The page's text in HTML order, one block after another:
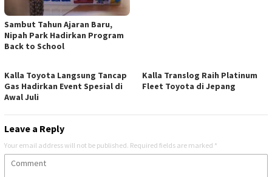
Sambut Tahun Ajaran Baru,
Nipah Park Hadirkan Program
Back to School
Kalla Toyota Langsung Tancap
Gas Hadirkan Event Spesial di
Awal Juli
Kalla Translog Raih Platinum
Fleet Toyota di Jepang
Leave a Reply
Your email address will not be published. Required fields are marked *